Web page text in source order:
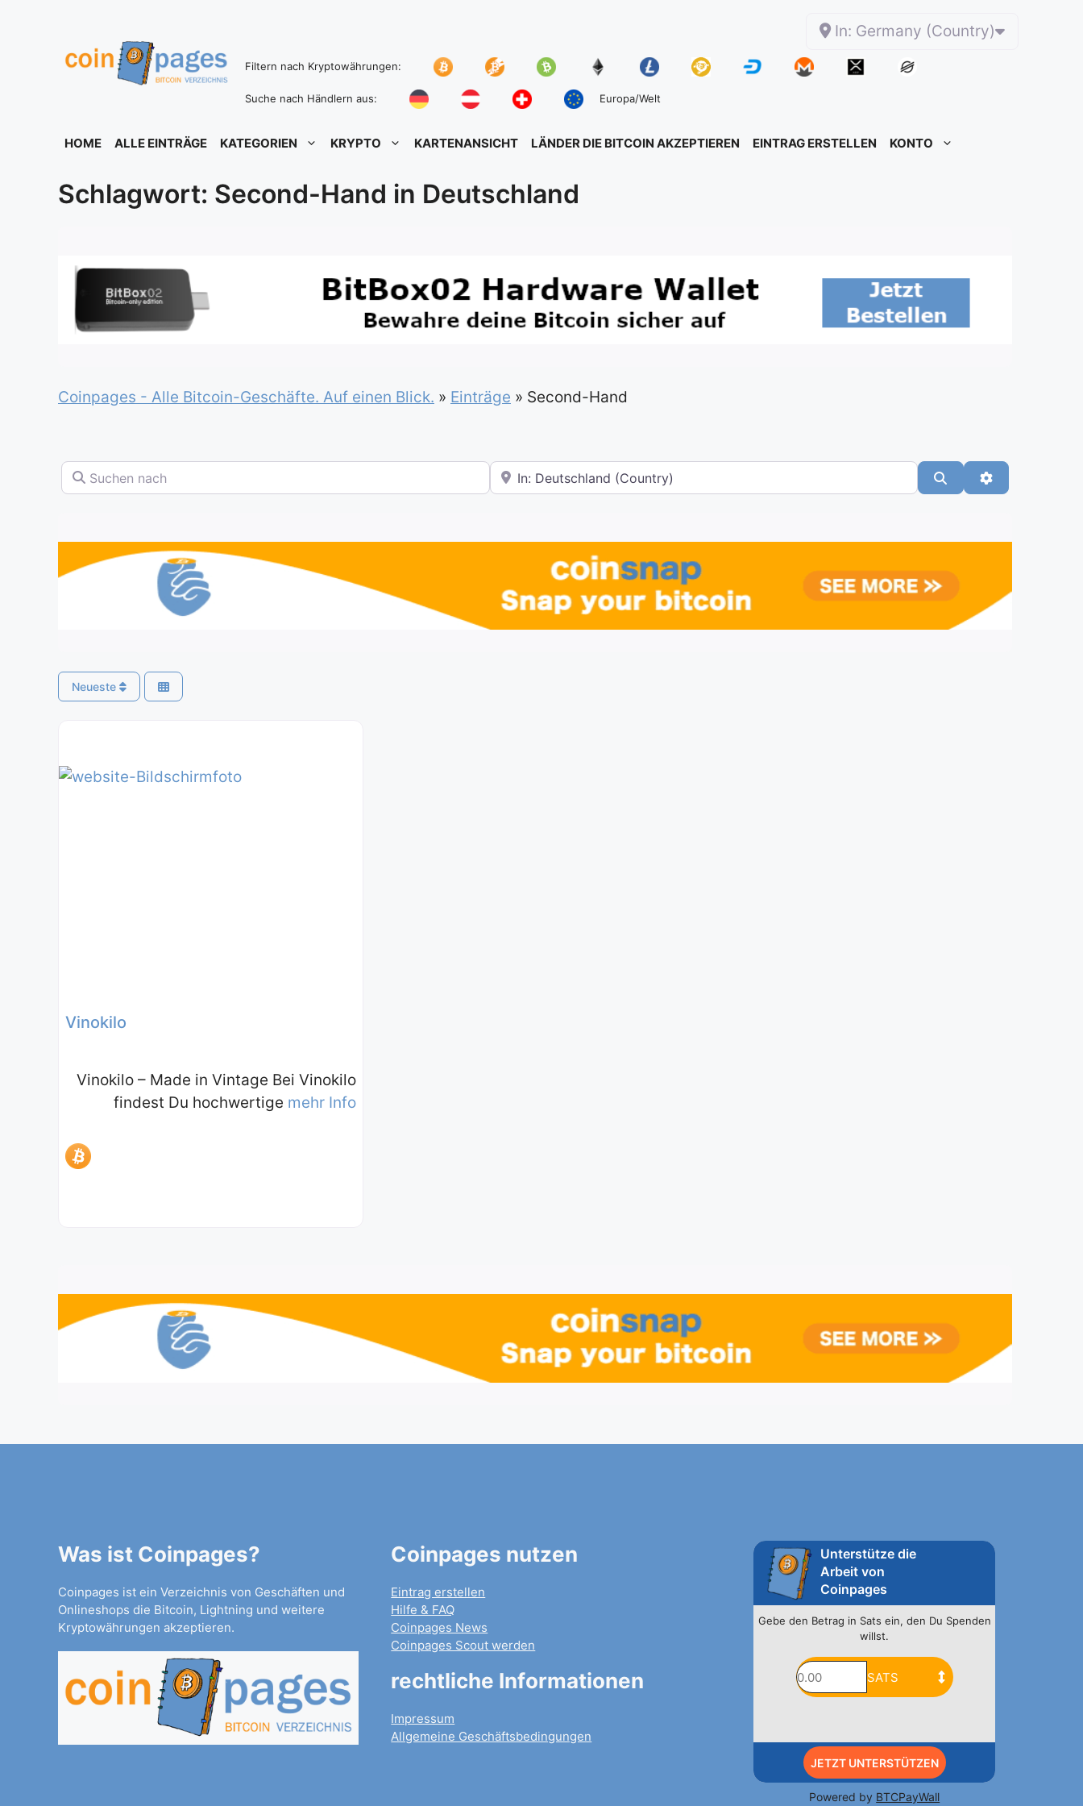
In: Germany (Country)
Filtern nach Kryptowährungen:
Suche nach Händlern aus: Europa/Welt
HOME ALLE EINTRÄGE KATEGORIEN KRYPTO KARTENANSICHT LÄNDER DIE BITCOIN AKZEPTIEREN EINTRAG ERSTELLEN KONTO
Schlagwort: Second-Hand in Deutschland
Coinpages - Alle Bitcoin-Geschäfte. Auf einen Blick. » Einträge » Second-Hand
Suchen nach In der Nähe SuchenAdvanced
Neueste
Vinokilo
Vinokilo – Made in Vintage Bei Vinokilo
findest Du hochwertige mehr Info
Was ist Coinpages?
Coinpages ist ein Verzeichnis von Geschäften und
Onlineshops die Bitcoin, Lightning und weitere
Kryptowährungen akzeptieren.
Coinpages nutzen
Eintrag erstellen
Hilfe & FAQ
Coinpages News
Coinpages Scout werden
rechtliche Informationen
Impressum
Allgemeine Geschäftsbedingungen
Unterstütze die
Arbeit von
Coinpages
Gebe den Betrag in Sats ein, den Du Spenden
willst.
JETZT UNTERSTÜTZEN
Powered by BTCPayWall